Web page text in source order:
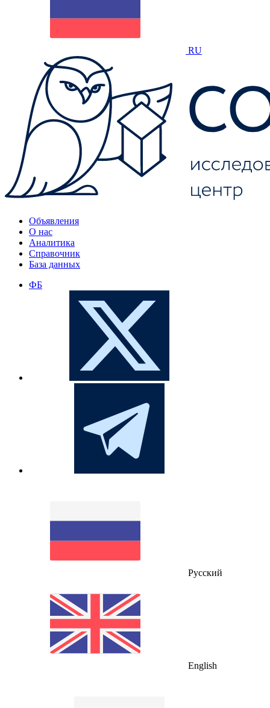
RU
Объявления
О нас
Аналитика
Справочник
База данных
ФБ
Русский
English